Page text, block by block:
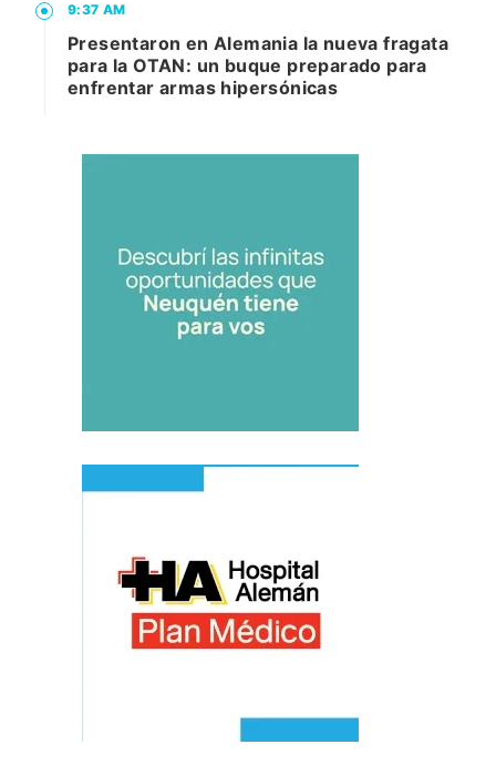
9:37 AM
Presentaron en Alemania la nueva fragata
para la OTAN: un buque preparado para
enfrentar armas hipersónicas